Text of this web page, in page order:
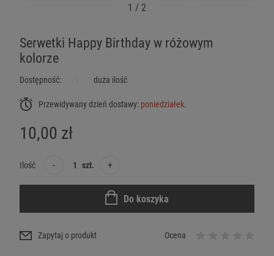
1 / 2
Serwetki Happy Birthday w różowym
kolorze
Dostępność: duża ilość
Przewidywany dzień dostawy: poniedziałek.
10,00 zł
Ilość - szt. +
Do koszyka
Zapytaj o produkt Ocena